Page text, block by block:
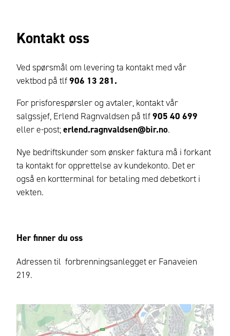
Kontakt oss
Ved spørsmål om levering ta kontakt med vår
vektbod på tlf906 13 281.
For prisforespørsler og avtaler, kontakt vår
salgssjef, Erlend Ragnvaldsen på tlf905 40 699
eller e-post;erlend.ragnvaldsen@bir.no.
Nye bedriftskunder som ønsker faktura må i forkant
ta kontakt for opprettelse av kundekonto. Det er
også en kortterminal for betaling med debetkort i
vekten.
Her finner du oss
Adressen til forbrenningsanlegget er Fanaveien
219.